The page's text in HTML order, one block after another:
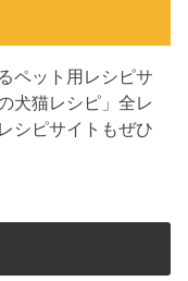
ペット用レシピサ
犬猫レシピ」全レ
シピサイトもぜひ